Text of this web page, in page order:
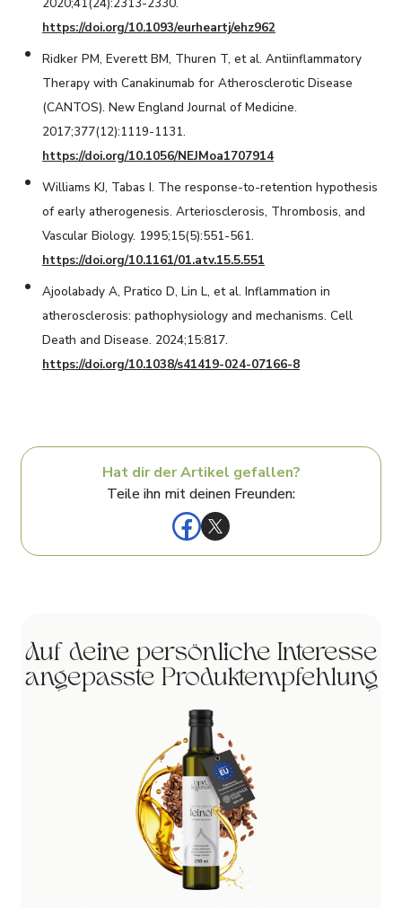
https://doi.org/10.1093/eurheartj/ehz962
Ridker PM, Everett BM, Thuren T, et al. Antiinflammatory
Therapy with Canakinumab for Atherosclerotic Disease
(CANTOS). New England Journal of Medicine.
2017;377(12):1119-1131.
https://doi.org/10.1056/NEJMoa1707914
Williams KJ, Tabas I. The response-to-retention hypothesis
of early atherogenesis. Arteriosclerosis, Thrombosis, and
Vascular Biology. 1995;15(5):551-561.
https://doi.org/10.1161/01.atv.15.5.551
Ajoolabady A, Pratico D, Lin L, et al. Inflammation in
atherosclerosis: pathophysiology and mechanisms. Cell
Death and Disease. 2024;15:817.
https://doi.org/10.1038/s41419-024-07166-8
Hat dir der Artikel gefallen?
Teile ihn mit deinen Freunden:
Auf deine persönliche Interesse
angepasste Produktempfehlung